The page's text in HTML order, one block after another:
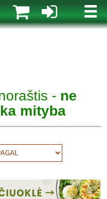
MENIU
- ne
mityba